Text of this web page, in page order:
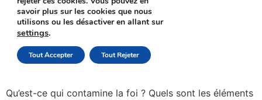
Qu’est-ce qui contamine la foi ? Quels sont les éléments